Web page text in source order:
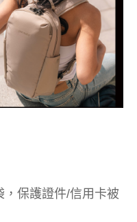
保護證件/信用卡被